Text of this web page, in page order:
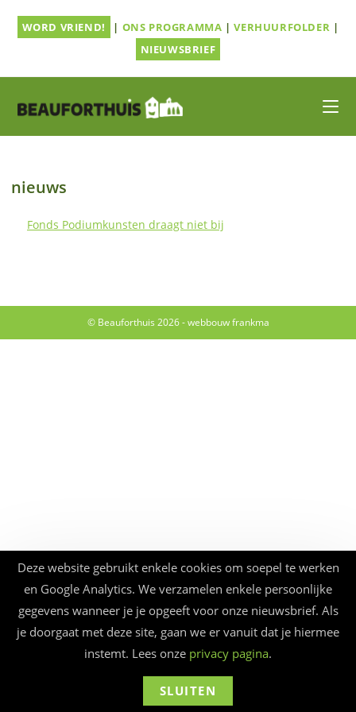
naarWORD VRIEND! | ONS PROGRAMMA |VERHUURFOLDER |
NIEUWSBRIEF
nieuws
Fonds Podiumkunsten draagt niet bij
© Beauforthuis 2026 - webbouwfrankma
Deze website gebruikt enkele cookies om soepel te werken
en Google Analytics. We verzamelen enkele persoonlijke
gegevens wanneer je je opgeeft voor onze nieuwsbrief. Als
je doorgaat met deze site, gaan we er vanuit dat je hiermee
instemt. Lees onze privacy pagina.
SLUITEN